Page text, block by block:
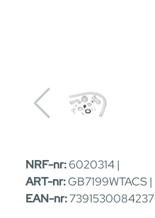
NRF-nr:6020314 |
ART-nr:GB7199WTACS |
EAN-nr:7391530084237